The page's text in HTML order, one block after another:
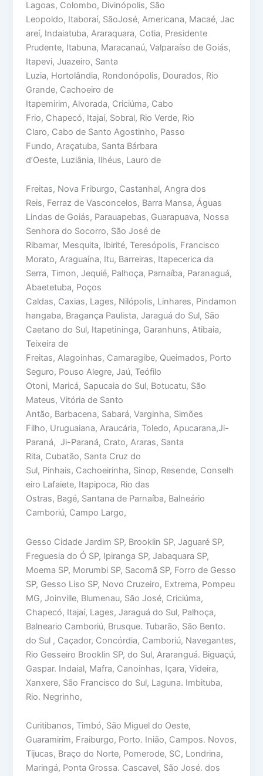
Lagoas, Colombo, Divinópolis, São
Leopoldo, Itaboraí, SãoJosé, Americana, Macaé, Jac
areí, Indaiatuba, Araraquara, Cotia, Presidente
Prudente, Itabuna, Maracanaú, Valparaíso de Goiás,
Itapevi, Juazeiro, Santa
Luzia, Hortolândia, Rondonópolis, Dourados, Rio
Grande, Cachoeiro de
Itapemirim, Alvorada, Criciúma, Cabo
Frio, Chapecó, Itajaí, Sobral, Rio Verde, Rio
Claro, Cabo de Santo Agostinho, Passo
Fundo, Araçatuba, Santa Bárbara
d’Oeste, Luziânia, Ilhéus, Lauro de
Freitas, Nova Friburgo, Castanhal, Angra dos
Reis, Ferraz de Vasconcelos, Barra Mansa, Águas
Lindas de Goiás, Parauapebas, Guarapuava, Nossa
Senhora do Socorro, São José de
Ribamar, Mesquita, Ibirité, Teresópolis, Francisco
Morato, Araguaína, Itu, Barreiras, Itapecerica da
Serra, Timon, Jequié, Palhoça, Parnaíba, Paranaguá,
Abaetetuba, Poços
Caldas, Caxias, Lages, Nilópolis, Linhares, Pindamon
hangaba, Bragança Paulista, Jaraguá do Sul, São
Caetano do Sul, Itapetininga, Garanhuns, Atibaia,
Teixeira de
Freitas, Alagoinhas, Camaragibe, Queimados, Porto
Seguro, Pouso Alegre, Jaú, Teófilo
Otoni, Maricá, Sapucaia do Sul, Botucatu, São
Mateus, Vitória de Santo
Antão, Barbacena, Sabará, Varginha, Simões
Filho, Uruguaiana, Araucária, Toledo, Apucarana,Ji-
Paraná, Ji-Paraná, Crato, Araras, Santa
Rita, Cubatão, Santa Cruz do
Sul, Pinhais, Cachoeirinha, Sinop, Resende, Conselh
eiro Lafaiete, Itapipoca, Rio das
Ostras, Bagé, Santana de Parnaíba, Balneário
Camboriú, Campo Largo,
Gesso Cidade Jardim SP, Brooklin SP, Jaguaré SP,
Freguesia do Ó SP, Ipiranga SP, Jabaquara SP,
Moema SP, Morumbi SP, Sacomã SP, Forro de Gesso
SP, Gesso Liso SP, Novo Cruzeiro, Extrema, Pompeu
MG, Joinville, Blumenau, São José, Criciúma,
Chapecó, Itajaí, Lages, Jaraguá do Sul, Palhoça,
Balneario Camboriú, Brusque. Tubarão, São Bento.
do Sul , Caçador, Concórdia, Camboriú, Navegantes,
Rio Gesseiro Brooklin SP, do Sul, Araranguá. Biguaçú,
Gaspar. Indaial, Mafra, Canoinhas, Içara, Videira,
Xanxere, São Francisco do Sul, Laguna. Imbituba,
Rio. Negrinho,
Curitibanos, Timbó, São Miguel do Oeste,
Guaramirim, Fraiburgo, Porto. Inião, Campos. Novos,
Tijucas, Braço do Norte, Pomerode, SC, Londrina,
Maringá, Ponta Grossa. Cascavel, São José. dos